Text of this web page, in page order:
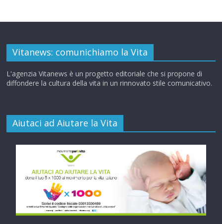
Vitanews: comunichiamo la Vita
L'agenzia Vitanews è un progetto editoriale che si propone di
diffondere la cultura della vita in un rinnovato stile comunicativo.
Aiutaci ad Aiutare la Vita